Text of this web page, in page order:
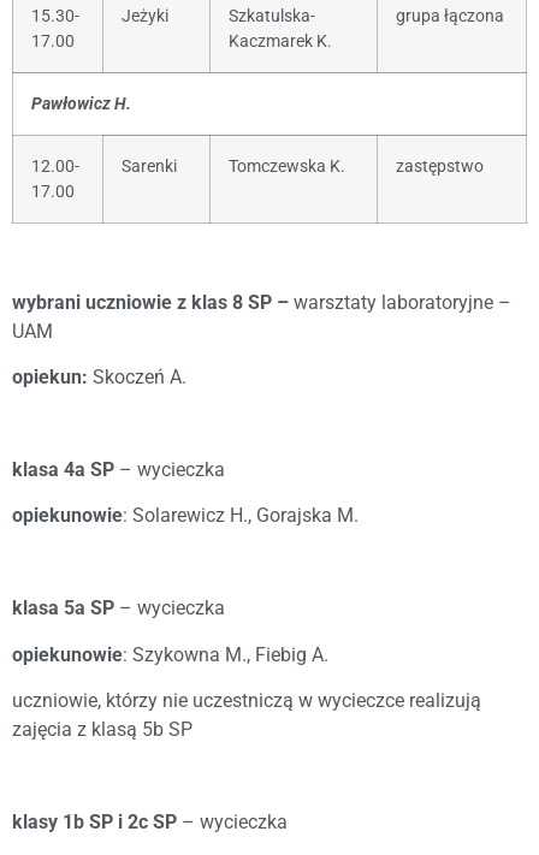
15.30-
17.00
Jeżyki
Szkatulska-
Kaczmarek K.
grupa łączona
Pawłowicz H.
12.00-
17.00
Sarenki Tomczewska K. zastępstwo
wybrani uczniowie z klas 8 SP – warsztaty laboratoryjne –
UAM
opiekun: Skoczeń A.
klasa 4a SP – wycieczka
opiekunowie: Solarewicz H., Gorajska M.
klasa 5a SP – wycieczka
opiekunowie: Szykowna M., Fiebig A.
uczniowie, którzy nie uczestniczą w wycieczce realizują
zajęcia z klasą 5b SP
klasy 1b SP i 2c SP – wycieczka